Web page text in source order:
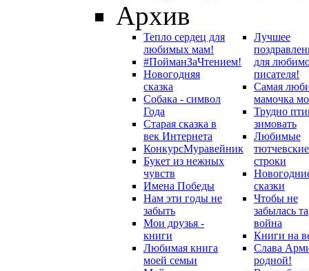
Архив
Тепло сердец для
любимых мам!
#ПойманЗаЧтением!
Новогодняя
сказка
Собака - символ
Года
Старая сказка в
век Интернета
КонкурсМуравейник
Букет из нежных
чувств
Имена Победы
Нам эти годы не
забыть
Мои друзья -
книги
Любимая книга
моей семьи
Лучшее
для
писателя!
Самая
мамочка
Трудно
зимовать
Любимые
тютчевские
строки
сказки
Чтобы не
забылась та
война
Книги на
Слава
родной!